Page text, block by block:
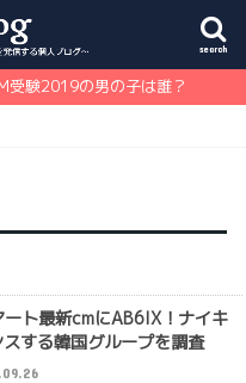
search
受験2019の男の子は誰？
ート最新cmにAB6IX！ナイキ
する韓国グループを調査